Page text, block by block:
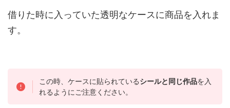
借りた時に入っていた透明なケースに商品を入れま
す。
この時、ケースに貼られているシールと同じ作品を入
れるようにご注意ください。